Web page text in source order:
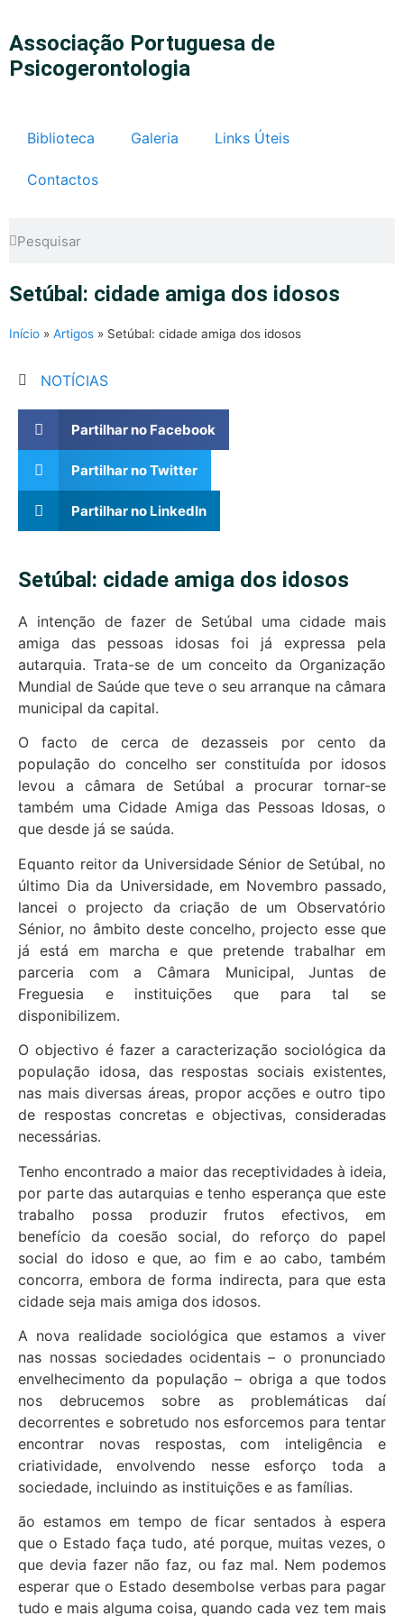
Associação Portuguesa de
Psicogerontologia
Biblioteca Galeria Links Úteis
Contactos
Setúbal: cidade amiga dos idosos
Início » Artigos » Setúbal: cidade amiga dos idosos
NOTÍCIAS
Partilhar no Facebook
Partilhar no Twitter
Partilhar no LinkedIn
Setúbal: cidade amiga dos idosos
A intenção de fazer de Setúbal uma cidade mais
amiga das pessoas idosas foi já expressa pela
autarquia. Trata-se de um conceito da Organização
Mundial de Saúde que teve o seu arranque na câmara
municipal da capital.
O facto de cerca de dezasseis por cento da
população do concelho ser constituída por idosos
levou a câmara de Setúbal a procurar tornar-se
também uma Cidade Amiga das Pessoas Idosas, o
que desde já se saúda.
Equanto reitor da Universidade Sénior de Setúbal, no
último Dia da Universidade, em Novembro passado,
lancei o projecto da criação de um Observatório
Sénior, no âmbito deste concelho, projecto esse que
já está em marcha e que pretende trabalhar em
parceria com a Câmara Municipal, Juntas de
Freguesia e instituições que para tal se
disponibilizem.
O objectivo é fazer a caracterização sociológica da
população idosa, das respostas sociais existentes,
nas mais diversas áreas, propor acções e outro tipo
de respostas concretas e objectivas, consideradas
necessárias.
Tenho encontrado a maior das receptividades à ideia,
por parte das autarquias e tenho esperança que este
trabalho possa produzir frutos efectivos, em
benefício da coesão social, do reforço do papel
social do idoso e que, ao fim e ao cabo, também
concorra, embora de forma indirecta, para que esta
cidade seja mais amiga dos idosos.
A nova realidade sociológica que estamos a viver
nas nossas sociedades ocidentais – o pronunciado
envelhecimento da população – obriga a que todos
nos debrucemos sobre as problemáticas daí
decorrentes e sobretudo nos esforcemos para tentar
encontrar novas respostas, com inteligência e
criatividade, envolvendo nesse esforço toda a
sociedade, incluindo as instituições e as famílias.
ão estamos em tempo de ficar sentados à espera
que o Estado faça tudo, até porque, muitas vezes, o
que devia fazer não faz, ou faz mal. Nem podemos
esperar que o Estado desembolse verbas para pagar
tudo e mais alguma coisa, quando cada vez tem mais